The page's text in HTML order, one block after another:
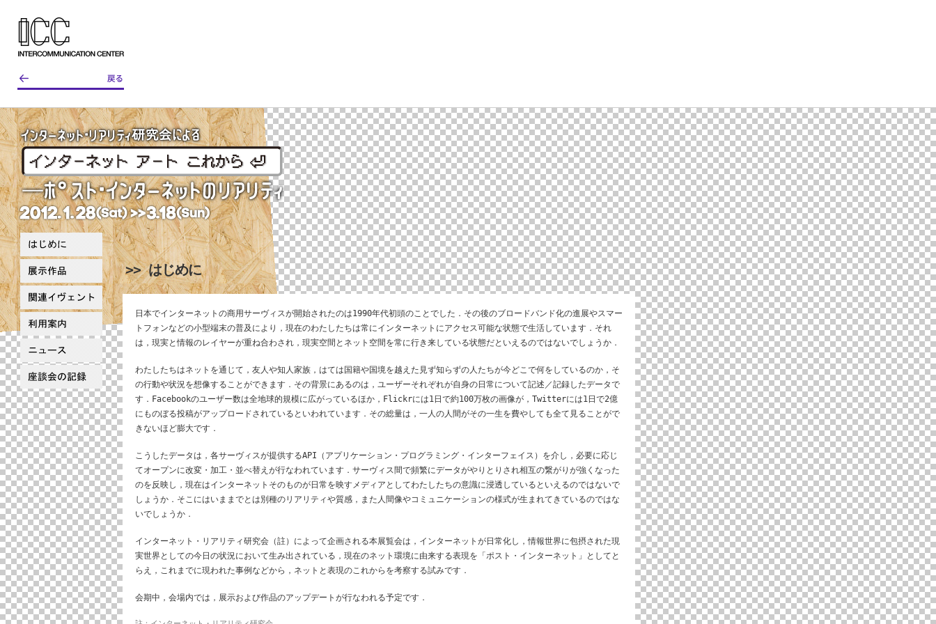
>> はじめに
日本でインターネットの商用サーヴィスが開始されたのは1990年代初頭のことでした．その後のブロードバンド化の進展やスマー
トフォンなどの小型端末の普及により，現在のわたしたちは常にインターネットにアクセス可能な状態で生活しています．それ
は，現実と情報のレイヤーが重ね合わされ，現実空間とネット空間を常に行き来している状態だといえるのではないでしょうか．
わたしたちはネットを通じて，友人や知人家族，はては国籍や国境を越えた見ず知らずの人たちが今どこで何をしているのか，そ
の行動や状況を想像することができます．その背景にあるのは，ユーザーそれぞれが自身の日常について記述／記録したデータで
す．Facebookのユーザー数は全地球的規模に広がっているほか，Flickrには1日で約100万枚の画像が，Twitterには1日で2億
にものぼる投稿がアップロードされているといわれています．その総量は，一人の人間がその一生を費やしても全て見ることがで
きないほど膨大です．
こうしたデータは，各サーヴィスが提供するAPI（アプリケーション・プログラミング・インターフェイス）を介し，必要に応じ
てオープンに改変・加工・並べ替えが行なわれています．サーヴィス間で頻繁にデータがやりとりされ相互の繋がりが強くなった
のを反映し，現在はインターネットそのものが日常を映すメディアとしてわたしたちの意識に浸透しているといえるのではないで
しょうか．そこにはいままでとは別種のリアリティや質感，また人間像やコミュニケーションの様式が生まれてきているのではな
いでしょうか．
インターネット・リアリティ研究会（註）によって企画される本展覧会は，インターネットが日常化し，情報世界に包摂された現
実世界としての今日の状況において生み出されている，現在のネット環境に由来する表現を「ポスト・インターネット」としてと
らえ，これまでに現われた事例などから，ネットと表現のこれからを考察する試みです．
会期中，会場内では，展示および作品のアップデートが行なわれる予定です．